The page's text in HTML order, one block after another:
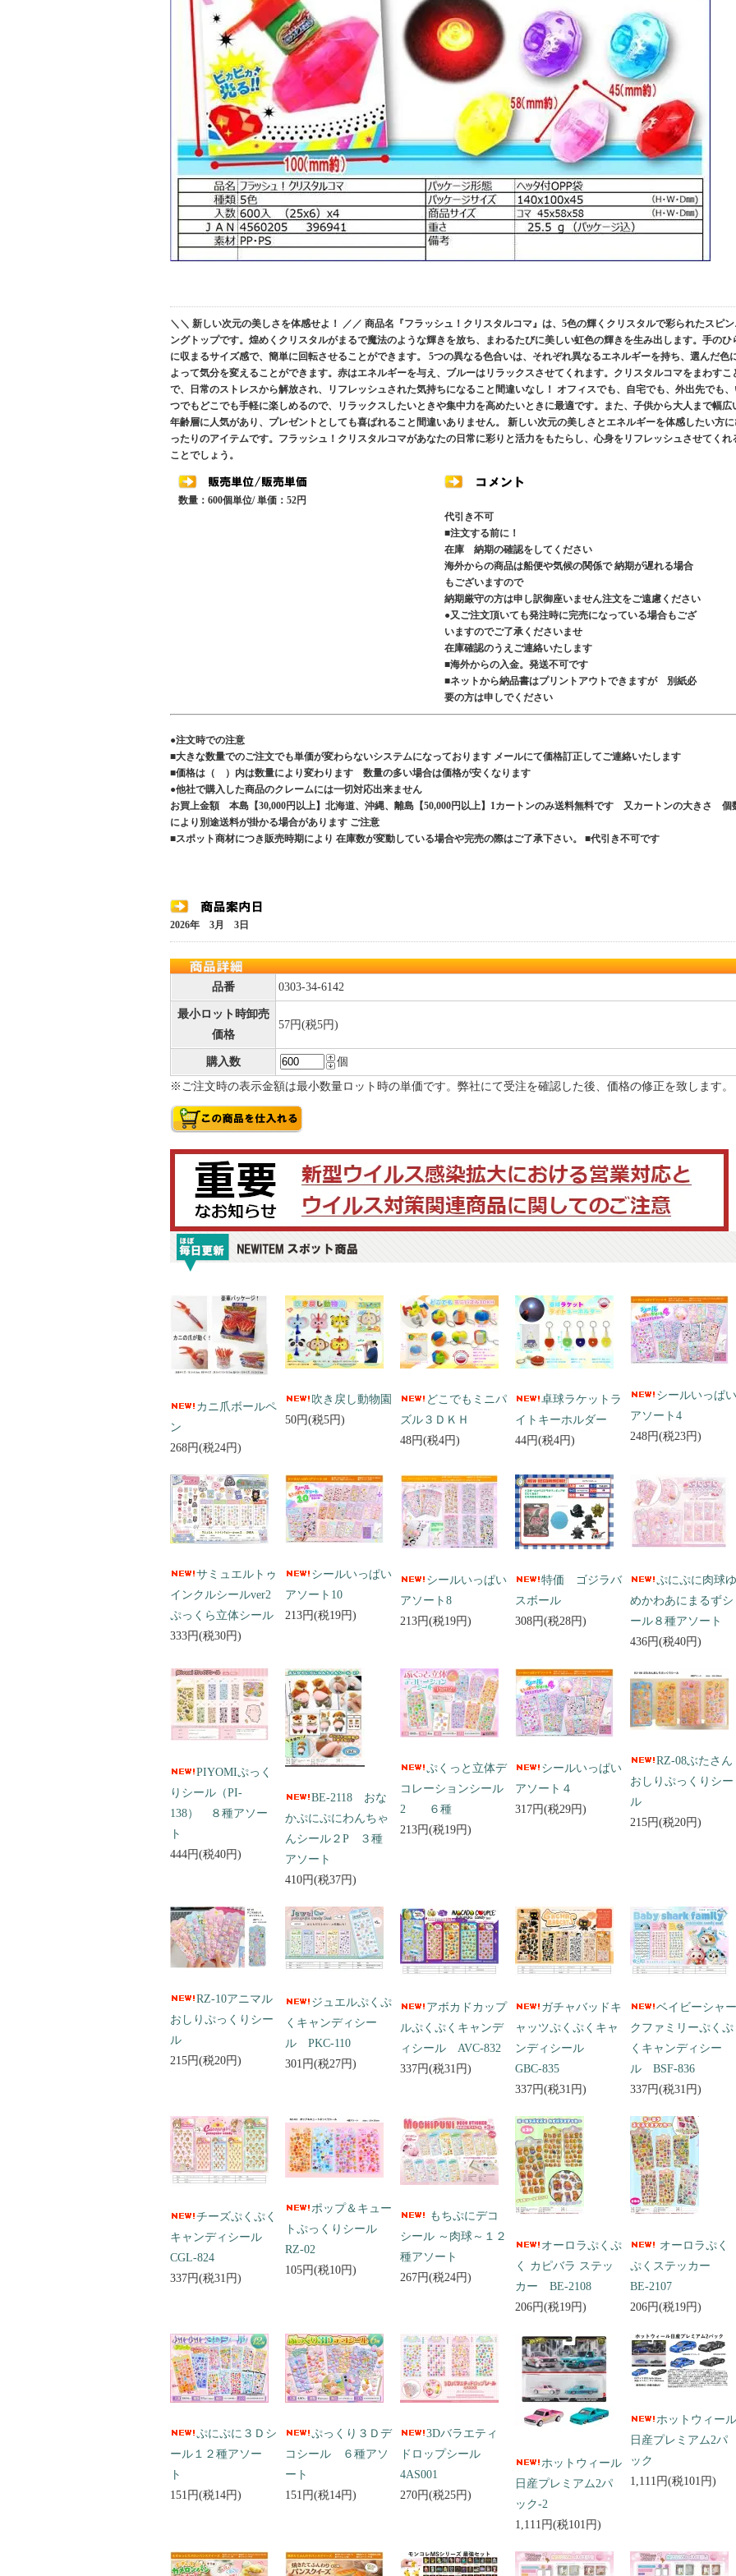
＼＼ 新しい次元の美しさを体感せよ！ ／／ 商品名『フラッシュ！クリスタルコマ』は、5色の輝くクリスタルで彩られたスピ
ングトップです。煌めくクリスタルがまるで魔法のような輝きを放ち、まわるたびに美しい虹色の輝きを生み出します。手のひ
に収まるサイズ感で、簡単に回転させることができます。 5つの異なる色合いは、それぞれ異なるエネルギーを持ち、選んだ色
よって気分を変えることができます。赤はエネルギーを与え、ブルーはリラックスさせてくれます。クリスタルコマをまわすこ
で、日常のストレスから解放され、リフレッシュされた気持ちになること間違いなし！ オフィスでも、自宅でも、外出先でも
つでもどこでも手軽に楽しめるので、リラックスしたいときや集中力を高めたいときに最適です。また、子供から大人まで幅広
年齢層に人気があり、プレゼントとしても喜ばれること間違いありません。 新しい次元の美しさとエネルギーを体感したい方
ったりのアイテムです。フラッシュ！クリスタルコマがあなたの日常に彩りと活力をもたらし、心身をリフレッシュさせてくれ
ことでしょう。
数量：600個単位/ 単価：52円
代引き不可
■注文する前に！
在庫 納期の確認をしてください
海外からの商品は船便や気候の関係で 納期が遅れる場合
もございますので
納期厳守の方は申し訳御座いません注文をご遠慮ください
●又ご注文頂いても発注時に完売になっている場合もござ
いますのでご了承くださいませ
在庫確認のうえご連絡いたします
■海外からの入金。発送不可です
■ネットから納品書はプリントアウトできますが 別紙必
要の方は申しでください
●注文時での注意
■大きな数量でのご注文でも単価が変わらないシステムになっております メールにて価格訂正してご連絡いたします
■価格は（ ）内は数量により変わります 数量の多い場合は価格が安くなります
●他社で購入した商品のクレームには一切対応出来ません
お買上金額 本島【30,000円以上】北海道、沖縄、離島【50,000円以上】1カートンのみ送料無料です 又カートンの大きさ 個
により別途送料が掛かる場合があります ご注意
■スポット商材につき販売時期により 在庫数が変動している場合や完売の際はご了承下さい。 ■代引き不可です
2026年 3月 3日
品番 0303-34-6142
最小ロット時卸売
価格
57円(税5円)
購入数
個
※ご注文時の表示金額は最小数量ロット時の単価です。弊社にて受注を確認した後、価格の修正を致します。
カニ爪ボールペ
ン
268円(税24円)
吹き戻し動物園
50円(税5円)
どこでもミニパ
ズル３ＤＫＨ
48円(税4円)
卓球ラケットラ
イトキーホルダー
44円(税4円)
シールいっぱい
アソート4
248円(税23円)
サミュエルトゥ
インクルシールver2
ぷっくら立体シール
333円(税30円)
シールいっぱい
アソート10
213円(税19円)
シールいっぱい
アソート8
213円(税19円)
特価 ゴジラバ
スボール
308円(税28円)
ぷにぷに肉球ゆ
めかわあにまるずシ
ール８種アソート
436円(税40円)
PIYOMIぷっく
りシール（PI-
138） ８種アソー
ト
444円(税40円)
BE-2118 おな
かぷにぷにわんちゃ
んシール２P ３種
アソート
410円(税37円)
ぷくっと立体デ
コレーションシール
2 ６種
213円(税19円)
シールいっぱい
アソート４
317円(税29円)
RZ-08ぶたさん
おしりぷっくりシー
ル
215円(税20円)
RZ-10アニマル
おしりぷっくりシー
ル
215円(税20円)
ジュエルぷくぷ
くキャンディシー
ル PKC-110
301円(税27円)
アボカドカップ
ルぷくぷくキャンデ
ィシール AVC-832
337円(税31円)
ガチャバッドキ
ャッツぷくぷくキャ
ンディシール
GBC-835
337円(税31円)
ベイビーシャー
クファミリーぷくぷ
くキャンディシー
ル BSF-836
337円(税31円)
チーズぷくぷく
キャンディシール
CGL-824
337円(税31円)
ポップ＆キュー
トぷっくりシール
RZ-02
105円(税10円)
もちぷにデコ
シール ～肉球～１２
種アソート
267円(税24円)
オーロラぷくぷ
く カピバラ ステッ
カー BE-2108
206円(税19円)
オーロラぷく
ぷくステッカー
BE-2107
206円(税19円)
ぷにぷに３Ｄシ
ール１２種アソー
ト
151円(税14円)
ぷっくり３Ｄデ
コシール ６種アソ
ート
151円(税14円)
3Dバラエティ
ドロップシール
4AS001
270円(税25円)
ホットウィール
日産プレミアム2パ
ック-2
1,111円(税101円)
ホットウィール
日産プレミアム2パ
ック
1,111円(税101円)